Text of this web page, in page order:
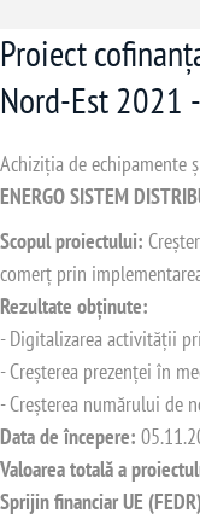
Proiect
Nord-Est 2021
Achiziția de echipamente
ENERGO SISTEM
Scopul proiectului:
comerț prin
Rezultate obținute:
- Digitalizarea activității
- Creșterea prezenței în
- Creșterea numărului
Data de începere:
Valoarea totală a
Sprijin financiar UE